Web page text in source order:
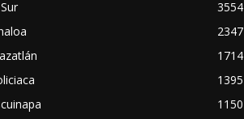
3554
2347
1714
1395
1150